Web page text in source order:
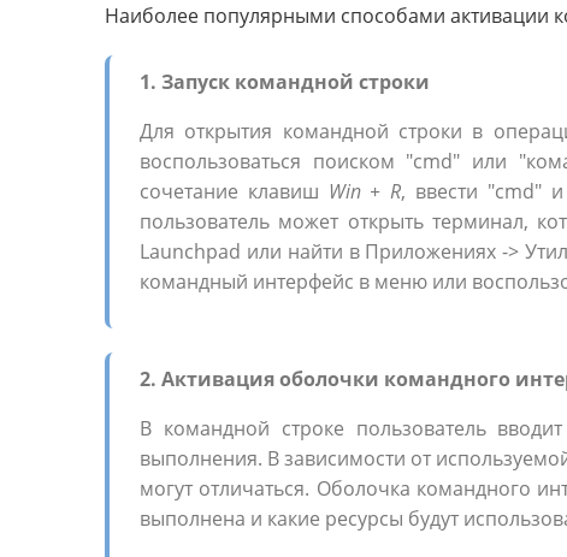
Наиболее популярными способами активации
1. Запуск командной строки
Для открытия командной строки в
воспользоваться поиском "cmd" или
сочетание клавиш Win + R, ввести "cmd"
пользователь может открыть терминал,
Launchpad или найти в Приложениях ->
командный интерфейс в меню или
2. Активация оболочки командного
В командной строке пользователь
выполнения. В зависимости от
могут отличаться. Оболочка командного
выполнена и какие ресурсы будут